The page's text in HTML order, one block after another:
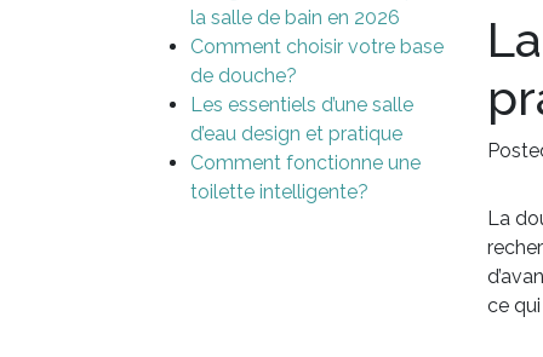
la salle de bain en 2026
Comment choisir votre base
de douche?
Les essentiels d’une salle
d’eau design et pratique
Comment fonctionne une
toilette intelligente?
La
ce